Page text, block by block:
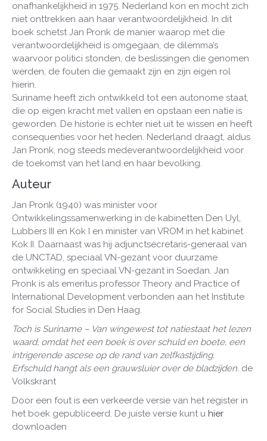
onafhankelijkheid in 1975. Nederland kon en mocht zich
niet onttrekken aan haar verantwoordelijkheid. In dit
boek schetst Jan Pronk de manier waarop met die
verantwoordelijkheid is omgegaan, de dilemma’s
waarvoor politici stonden, de beslissingen die genomen
werden, de fouten die gemaakt zijn en zijn eigen rol
hierin.
Suriname heeft zich ontwikkeld tot een autonome staat,
die op eigen kracht met vallen en opstaan een natie is
geworden. De historie is echter niet uit te wissen en heeft
consequenties voor het heden. Nederland draagt, aldus
Jan Pronk, nog steeds medeverantwoordelijkheid voor
de toekomst van het land en haar bevolking.
Auteur
Jan Pronk (1940) was minister voor
Ontwikkelingssamenwerking in de kabinetten Den Uyl,
Lubbers III en Kok I en minister van VROM in het kabinet
Kok II. Daarnaast was hij adjunctsecretaris-generaal van
de UNCTAD, speciaal VN-gezant voor duurzame
ontwikkeling en speciaal VN-gezant in Soedan. Jan
Pronk is als emeritus professor Theory and Practice of
International Development verbonden aan het Institute
for Social Studies in Den Haag.
Toch is Suriname – Van wingewest tot natiestaat het lezen
waard, omdat het een boek is over schuld en boete, een
intrigerende ascese op de rand van zelfkastijding.
Erfschuld hangt als een grauwsluier over de bladzijden. de
Volkskrant
Door een fout is een verkeerde versie van het register in
het boek gepubliceerd. De juiste versie kunt u hier
downloaden